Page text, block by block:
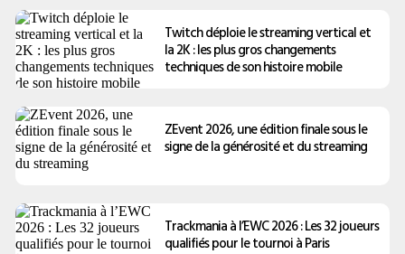
Twitch déploie le streaming vertical et
la 2K : les plus gros changements
techniques de son histoire mobile
ZEvent 2026, une édition finale sous le
signe de la générosité et du streaming
Trackmania à l’EWC 2026 : Les 32 joueurs
qualifiés pour le tournoi à Paris